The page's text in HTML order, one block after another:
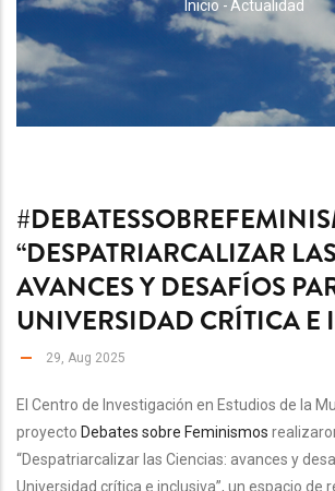
RUTA
DE
Inicio -Actualidad
“DESPATRIARCALIZAR
AVANCES Y DESAFÍOS
UNIVERSIDAD CRÍTICA E
29, Aug 2025
El Centro de Investigación en Estudios de la
proyecto Debates sobre Feminismos
“Despatriarcalizar las Ciencias: avances y
Universidad crítica e inclusiva”, un espacio de